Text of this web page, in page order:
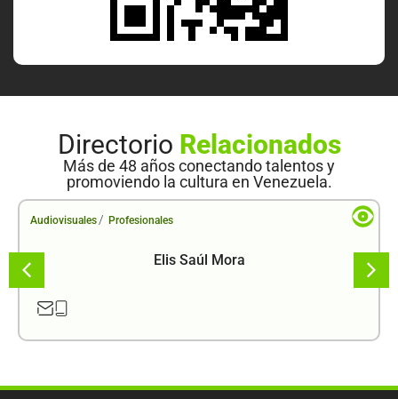
Directorio Relacionados
Más de 48 años conectando talentos y
promoviendo la cultura en Venezuela.
Audiovisuales / Profesionales
Elis Saúl Mora